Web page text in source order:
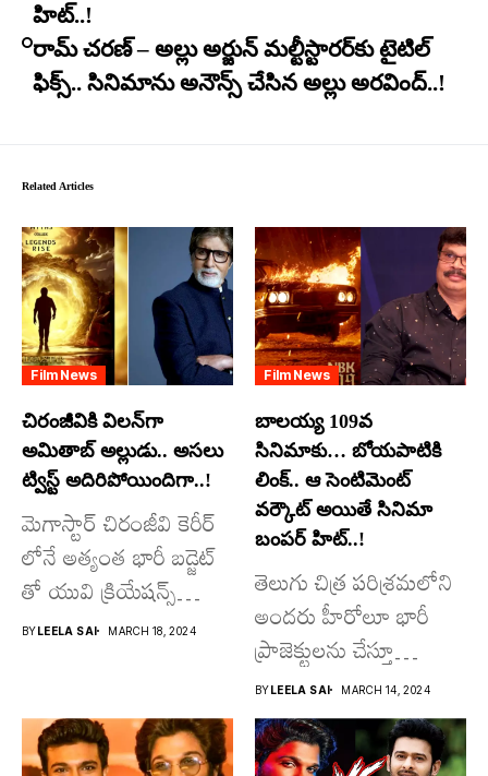
హిట్..!
రామ్ చరణ్ – అల్లు అర్జున్ మల్టీస్టారర్​కు టైటిల్
ఫిక్స్.. సినిమాను అనౌన్స్ చేసిన అల్లు అరవింద్..!
Related Articles
Film News
చిరంజీవికి విలన్‌గా
అమితాబ్ అల్లుడు.. అసలు
ట్విస్ట్ అదిరిపోయిందిగా..!
మెగాస్టార్ చిరంజీవి కెరీర్
లోనే అత్యంత భారీ బడ్జెట్
తో యువి క్రియేషన్స్
రూపొందిస్తున్న
BYLEELA SAI MARCH 18, 2024
Film News
బాలయ్య 109వ
సినిమాకు… బోయపాటికి
లింక్.. ఆ సెంటిమెంట్
వర్కౌట్ అయితే సినిమా
బంపర్ హిట్..!
తెలుగు చిత్ర పరిశ్రమలోని
అందరు హీరోలూ భారీ
ప్రాజెక్టులను చేస్తూ
దూసుకుపోతోన్నారు.
అందులో కొందరు
మాత్రమే...
BYLEELA SAI MARCH 14, 2024